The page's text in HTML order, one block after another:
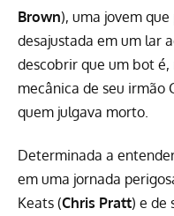
Brown), uma jovem
desajustada em um lar
descobrir que um bot
mecânica de seu irmão
quem julgava morto.
Determinada a
em uma jornada
Keats (Chris Pratt) e de